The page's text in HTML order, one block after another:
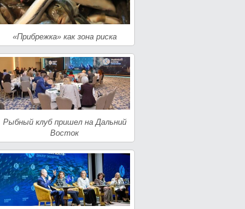
«Прибрежка» как зона риска
Рыбный клуб пришел на Дальний
Восток